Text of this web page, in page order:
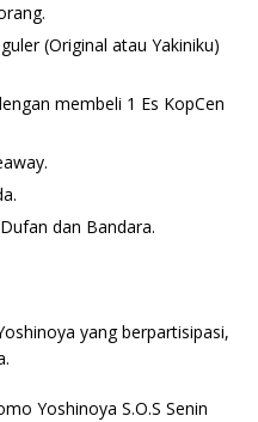
(Original atau Yakiniku)
membeli 1 Es KopCen
dan Bandara.
yang berpartisipasi,
Yoshinoya S.O.S Senin